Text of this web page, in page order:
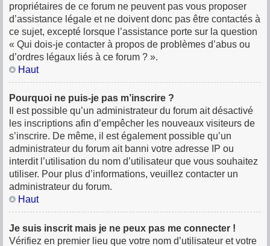
propriétaires de ce forum ne peuvent pas vous proposer
d’assistance légale et ne doivent donc pas être contactés à
ce sujet, excepté lorsque l’assistance porte sur la question
« Qui dois-je contacter à propos de problèmes d’abus ou
d’ordres légaux liés à ce forum ? ».
Haut
Pourquoi ne puis-je pas m’inscrire ?
Il est possible qu’un administrateur du forum ait désactivé
les inscriptions afin d’empêcher les nouveaux visiteurs de
s’inscrire. De même, il est également possible qu’un
administrateur du forum ait banni votre adresse IP ou
interdit l’utilisation du nom d’utilisateur que vous souhaitez
utiliser. Pour plus d’informations, veuillez contacter un
administrateur du forum.
Haut
Je suis inscrit mais je ne peux pas me connecter !
Vérifiez en premier lieu que votre nom d’utilisateur et votre